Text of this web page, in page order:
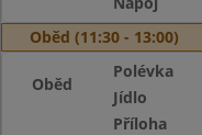
Oběd (11:30 - 13:00)
Oběd
Polévka
Jídlo
Příloha